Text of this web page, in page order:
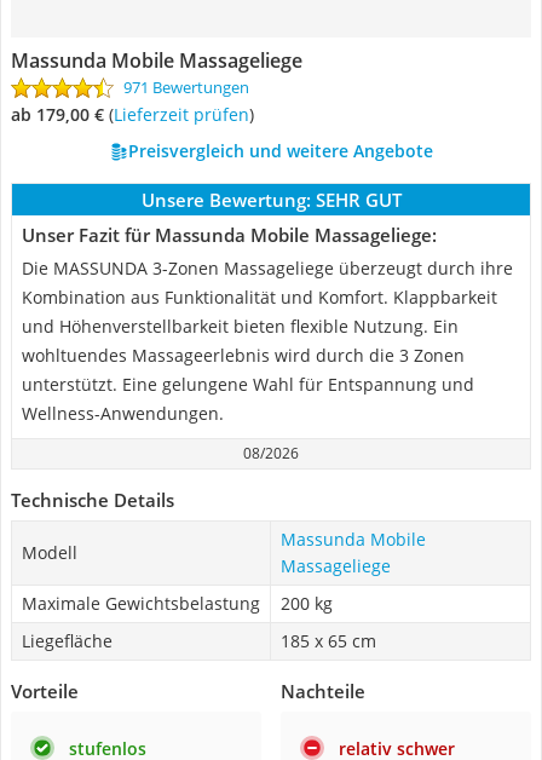
Massunda Mobile Massageliege
971 Bewertungen
ab 179,00 € (Lieferzeit prüfen)
Preisvergleich und weitere Angebote
Unsere Bewertung: SEHR GUT
Unser Fazit für Massunda Mobile Massageliege:
Die MASSUNDA 3-Zonen Massageliege überzeugt durch ihre
Kombination aus Funktionalität und Komfort. Klappbarkeit
und Höhenverstellbarkeit bieten flexible Nutzung. Ein
wohltuendes Massageerlebnis wird durch die 3 Zonen
unterstützt. Eine gelungene Wahl für Entspannung und
Wellness-Anwendungen.
08/2026
Technische Details
Modell
Massunda Mobile
Massageliege
Maximale Gewichtsbelastung
200 kg
Liegefläche
185 x 65 cm
Vorteile
stufenlos
Nachteile
relativ schwer